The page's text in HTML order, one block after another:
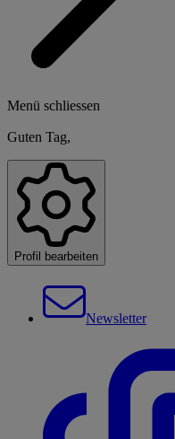
Menü schliessen
Guten Tag,
Profil bearbeiten
Newsletter